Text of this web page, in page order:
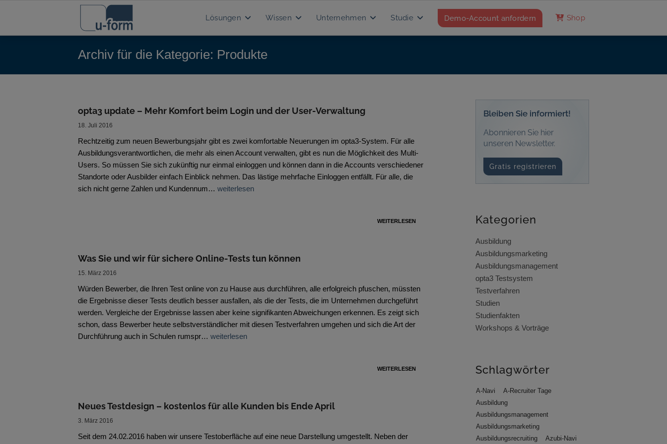
Lösungen Wissen Unternehmen Studie Demo-Account anfordern Shop
Archiv für die Kategorie: Produkte
opta3 update – Mehr Komfort beim Login und der User-Verwaltung
18. Juli 2016
Rechtzeitig zum neuen Bewerbungsjahr gibt es zwei komfortable Neuerungen im opta3-System. Für alle
Ausbildungsverantwortlichen, die mehr als einen Account verwalten, gibt es nun die Möglichkeit des Multi-
Users. So müssen Sie sich zukünftig nur einmal einloggen und können dann in die Accounts verschiedener
Standorte oder Ausbilder einfach Einblick nehmen. Das lästige mehrfache Einloggen entfällt. Für alle, die
sich nicht gerne Zahlen und Kundennum… weiterlesen
WEITERLESEN
Was Sie und wir für sichere Online-Tests tun können
15. März 2016
Würden Bewerber, die Ihren Test online von zu Hause aus durchführen, alle erfolgreich pfuschen, müssten
die Ergebnisse dieser Tests deutlich besser ausfallen, als die der Tests, die im Unternehmen durchgeführt
werden. Vergleiche der Ergebnisse lassen aber keine signifikanten Abweichungen erkennen. Es zeigt sich
schon, dass Bewerber heute selbstverständlicher mit diesen Testverfahren umgehen und sich die Art der
Durchführung auch in Schulen rumspr… weiterlesen
WEITERLESEN
Neues Testdesign – kostenlos für alle Kunden bis Ende April
3. März 2016
Seit dem 24.02.2016 haben wir unsere Testoberfläche auf eine neue Darstellung umgestellt. Neben der
Bleiben Sie informiert!
Abonnieren Sie hier
unseren Newsletter.
Gratis registrieren
Kategorien
Ausbildung
Ausbildungsmarketing
Ausbildungsmanagement
opta3 Testsystem
Testverfahren
Studien
Studienfakten
Workshops & Vorträge
Schlagwörter
A-Navi
A-Recruiter Tage
Ausbildung
Ausbildungsmanagement
Ausbildungsmarketing
Ausbildungsrecruiting
Azubi-Navi